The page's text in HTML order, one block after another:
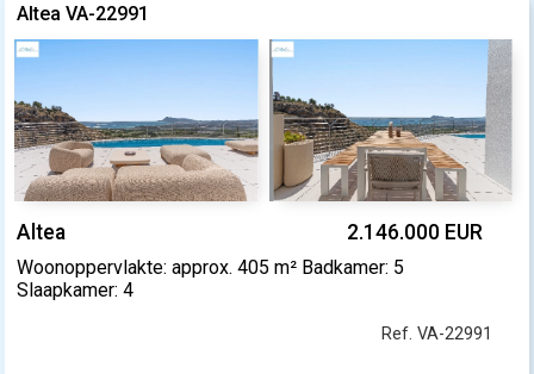
Altea VA-22991
Altea 2.146.000 EUR
Woonoppervlakte: approx. 405 m² Badkamer: 5
Slaapkamer: 4
Ref. VA-22991